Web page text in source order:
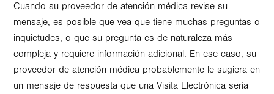
Cuando su proveedor de atención médica revise su
mensaje, es posible que vea que tiene muchas preguntas o
inquietudes, o que su pregunta es de naturaleza más
compleja y requiere información adicional. En ese caso, su
proveedor de atención médica probablemente le sugiera en
un mensaje de respuesta que una Visita Electrónica sería